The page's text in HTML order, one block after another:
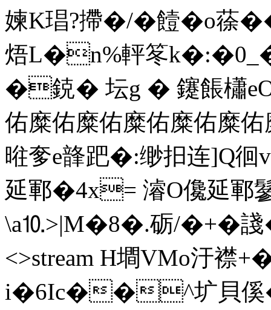
媡K琩?摕�/�饐�o蒣
焐L�n%軯笗
�鋴� 坛g � 鑳餦櫹
佑糜佑糜佑糜佑糜佑糜
暀奓e韸跁�:缈抇连]Q徊
延鄆�4x= 濬O儳延鄆
\a⒑>|M�8�.砺/�+�諓
<>stream H墹VMo汙襟
i�6Ic��^圹貝傒